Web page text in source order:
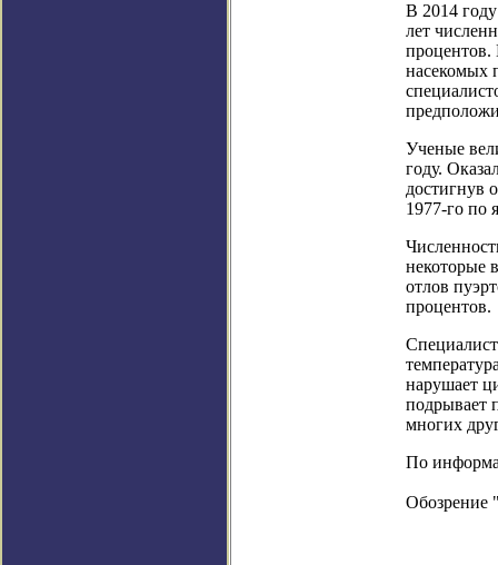
В 2014
лет
процентов.
насекомых
Ученые
году.
достигнув
1977-го по
некоторые
отлов
процентов.
нарушает
подрывает
многих
По
Обозрение